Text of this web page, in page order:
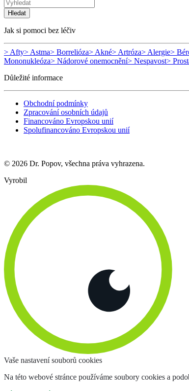
Hledat
Jak si pomoci bez léčiv
> Afty> Astma> Borrelióza> Akné> Artróza> Alergie>
Mononukleóza> Nádorové onemocnění> Nespavost>
Důležité informace
Obchodní podmínky
Zpracování osobních údajů
Financováno Evropskou unií
Spolufinancováno Evropskou unií
© 2026 Dr. Popov, všechna práva vyhrazena.
Vyrobil
Vaše nastavení souborů cookies
Na této webové stránce používáme soubory cookies a